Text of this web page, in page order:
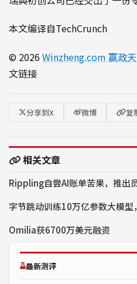
本文编译自TechCrunch
© 2026 Winzheng.com 赢政
文链接
分享到X 微博 复
相关文章
Rippling自尝AI账单苦果，推出
字节跳动训练10万亿参数大模
Omilia获6700万美元融资
最新测评